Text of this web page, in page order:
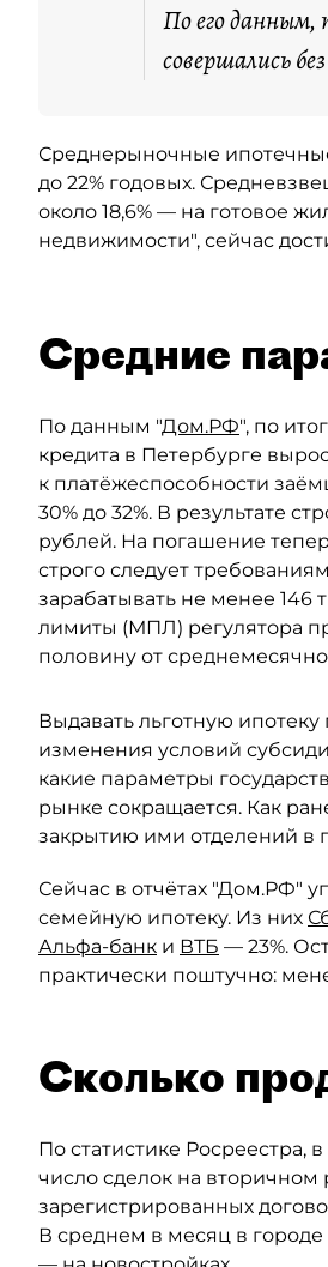
По его данным,
совершались
Среднерыночные ипотечные
до 22% годовых.
около 18,6% — на готовое
недвижимости", сейчас
Средние
По данным "Дом.РФ", по
кредита в Петербурге
к платёжеспособности
30% до 32%. В результате
рублей. На погашение
строго следует
зарабатывать не менее
лимиты (МПЛ) регулятора
половину от
Выдавать льготную
изменения условий
какие параметры
рынке сокращается. Как
закрытию ими отделений в
Сейчас в отчётах "Дом.РФ"
семейную ипотеку. Из них
Альфа-банк и ВТБ — 23%.
практически поштучно:
Сколько
По статистике
число сделок на
зарегистрированных
В среднем в месяц в городе